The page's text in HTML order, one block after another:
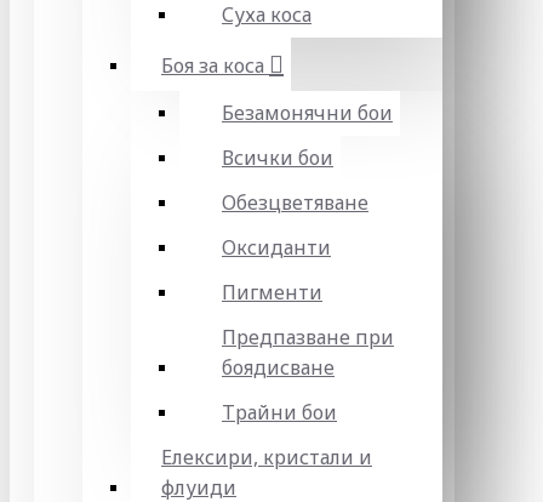
Суха коса
Боя за коса
Безамонячни бои
Всички бои
Обезцветяване
Оксиданти
Пигменти
Предпазване при
боядисване
Трайни бои
Елексири, кристали и
флуиди